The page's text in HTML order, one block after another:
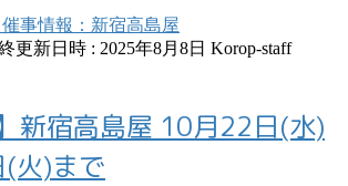
更新日時 : 2025年8月8日 Korop-staff
新宿高島屋 10月22日(水)
火)まで